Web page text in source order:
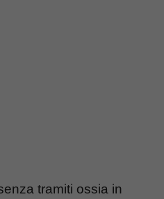
tramiti ossia in